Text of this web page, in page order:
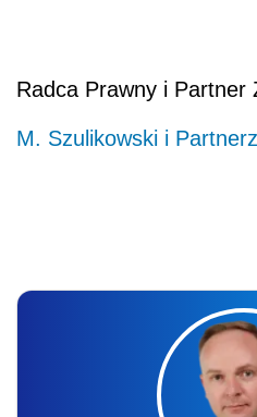
Radca Prawny i Partner
M. Szulikowski i